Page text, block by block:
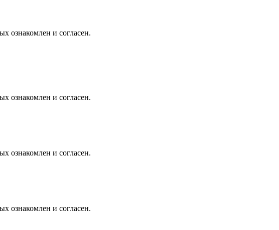
ознакомлен и согласен.
ознакомлен и согласен.
ознакомлен и согласен.
ознакомлен и согласен.